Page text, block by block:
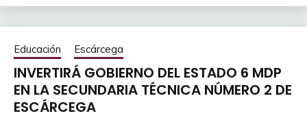
Educación Escárcega
INVERTIRÁ GOBIERNO DEL ESTADO 6 MDP
EN LA SECUNDARIA TÉCNICA NÚMERO 2 DE
ESCÁRCEGA